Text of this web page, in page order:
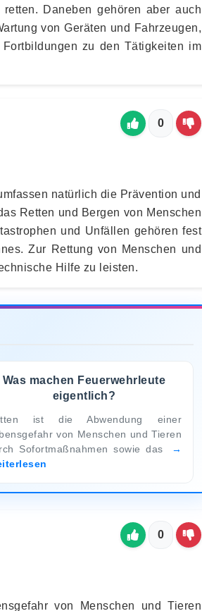
Daneben gehören aber auch
von Geräten und Fahrzeugen,
zu den Tätigkeiten im
0
natürlich die Prävention und
Retten und Bergen von Menschen
und Unfällen gehören fest
Zur Rettung von Menschen und
Hilfe zu leisten.
Was machen Feuerwehrleute
eigentlich?
ist die Abwendung einer
von Menschen und Tieren
Sofortmaßnahmen sowie das
0
von Menschen und Tieren